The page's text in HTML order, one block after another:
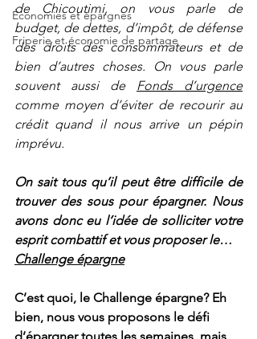
Économies et épargnes
Friperie et économie de partage
de Chicoutimi, on vous parle de
budget, de dettes, d’impôt, de défense
des droits des consommateurs et de
bien d’autres choses. On vous parle
souvent aussi de Fonds d’urgence
comme moyen d’éviter de recourir au
crédit quand il nous arrive un pépin
imprévu.
On sait tous qu’il peut être difficile de
trouver des sous pour épargner. Nous
avons donc eu l’idée de solliciter votre
esprit combattif et vous proposer le…
Challenge épargne
C’est quoi, le Challenge épargne? Eh
bien, nous vous proposons le défi